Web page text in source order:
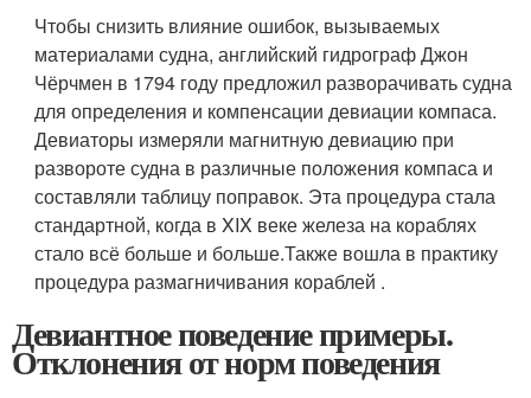
Чтобы снизить влияние ошибок, вызываемых
материалами судна, английский гидрограф Джон
Чёрчмен в 1794 году предложил разворачивать судна
для определения и компенсации девиации компаса.
Девиаторы измеряли магнитную девиацию при
развороте судна в различные положения компаса и
составляли таблицу поправок. Эта процедура стала
стандартной, когда в XIX веке железа на кораблях
стало всё больше и больше.Также вошла в практику
процедура размагничивания кораблей .
Девиантное поведение примеры.
Отклонения от норм поведения